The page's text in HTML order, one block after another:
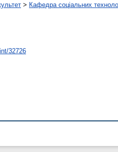
> Кафедра соціальних
32726